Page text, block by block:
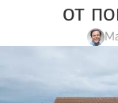
от